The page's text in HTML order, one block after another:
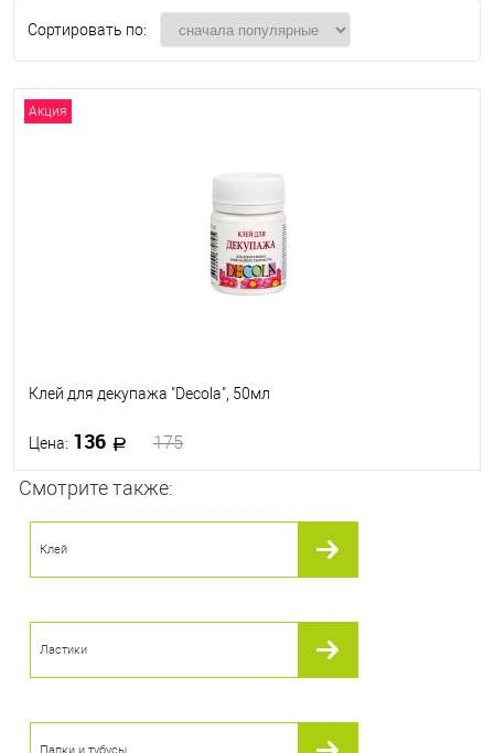
Сортировать по:
Акция
Клей для декупажа "Decola", 50мл
Цена: 136 175
В наличии
Смотрите также:
Клей
Ластики
Папки и тубусы